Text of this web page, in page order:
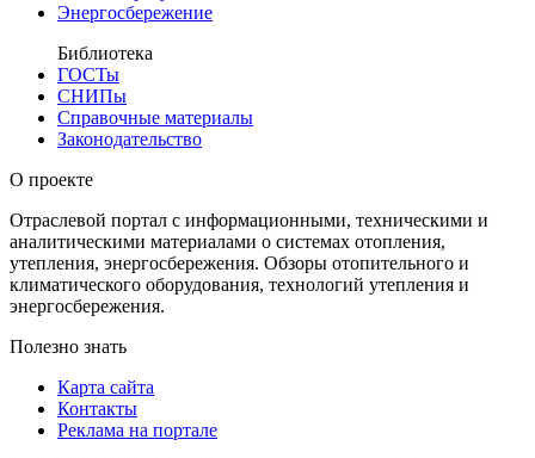
Энергосбережение
Библиотека
ГОСТы
СНИПы
Справочные материалы
Законодательство
О проекте
Отраслевой портал с информационными, техническими и
аналитическими материалами о системах отопления,
утепления, энергосбережения. Обзоры отопительного и
климатического оборудования, технологий утепления и
энергосбережения.
Полезно знать
Карта сайта
Контакты
Реклама на портале